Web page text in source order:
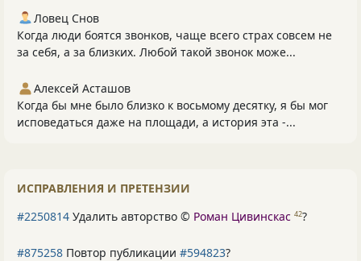
Ловец Снов
Когда люди боятся звонков, чаще всего страх совсем не
за себя, а за близких. Любой такой звонок може...
Алексей Асташов
Когда бы мне было близко к восьмому десятку, я бы мог
исповедаться даже на площади, а история эта -...
ИСПРАВЛЕНИЯ И ПРЕТЕНЗИИ
#2250814 Удалить авторство © Роман Цивинскас 42?
#875258 Повтор публикации #594823?